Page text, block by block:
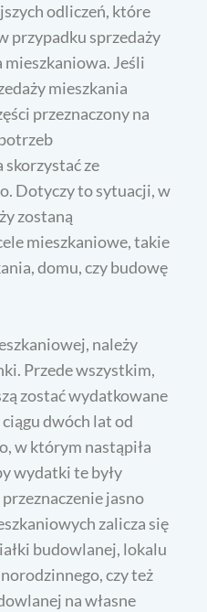
odliczeń, które
przypadku sprzedaży
Jeśli
mieszkania
przeznaczony na
skorzystać ze
Dotyczy to sytuacji, w
zostaną
mieszkaniowe, takie
domu, czy budowę
należy
Przede wszystkim,
zostać wydatkowane
dwóch lat od
w którym nastąpiła
wydatki te były
jasno
zalicza się
budowlanej, lokalu
czy też
na własne